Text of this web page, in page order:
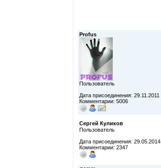
Profus
Пользователь
Дата присоединения: 29.11.2011
Комментарии: 5006
Сергей Куликов
Пользователь
Дата присоединения: 29.05.2014
Комментарии: 2347